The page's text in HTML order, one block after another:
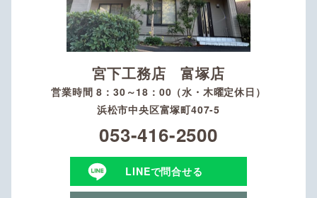
宮下工務店 富塚店
営業時間 8：30～18：00（水・木曜定休日）
浜松市中央区富塚町407-5
053-416-2500
LINEで問合せる